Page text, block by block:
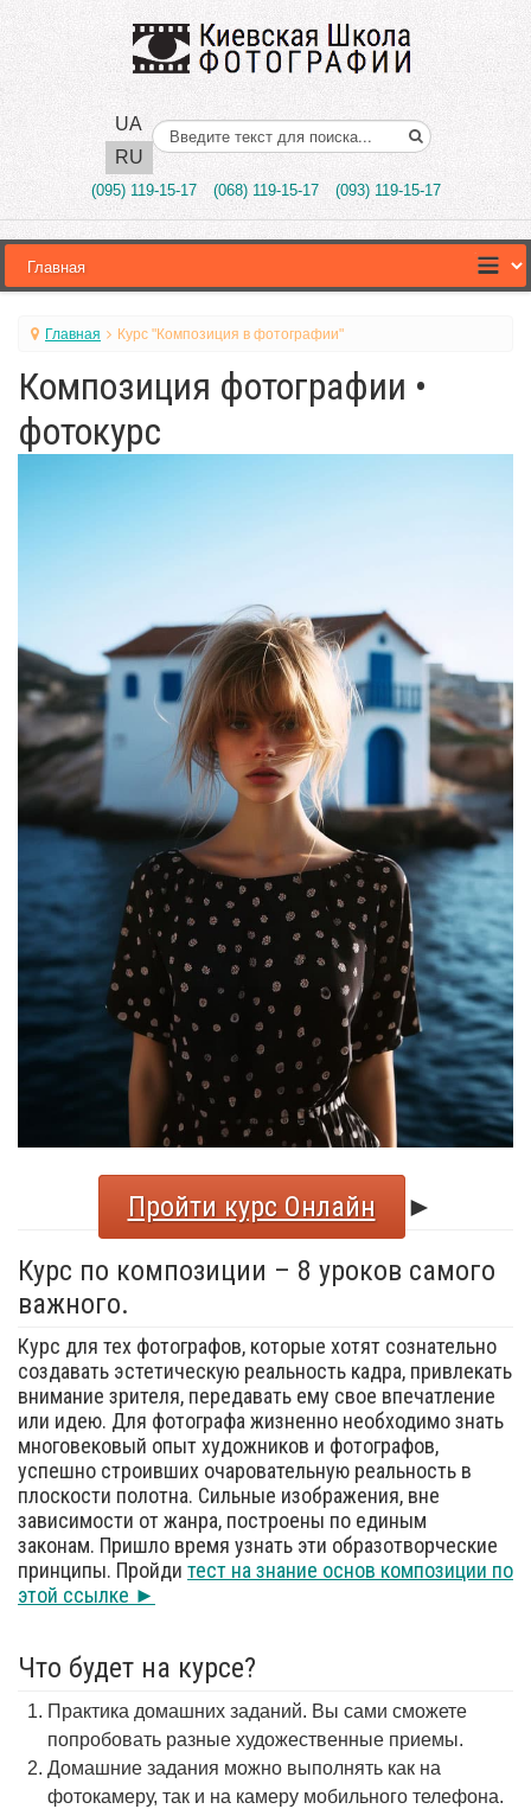
UA
RU
Поиск..
(095) 119-15-17 (068) 119-15-17 (093) 119-15-17
Главная Курс "Композиция в фотографии"
Композиция фотографии •
фотокурс
Пройти курс Онлайн
►
Курс по композиции – 8 уроков самого
важного.
Курс для тех фотографов, которые хотят сознательно
создавать эстетическую реальность кадра, привлекать
внимание зрителя, передавать ему свое впечатление
или идею. Для фотографа жизненно необходимо знать
многовековый опыт художников и фотографов,
успешно строивших очаровательную реальность в
плоскости полотна. Сильные изображения, вне
зависимости от жанра, построены по единым
законам. Пришло время узнать эти образотворческие
принципы. Пройди тест на знание основ композиции по
этой ссылке ►
Что будет на курсе?
Практика домашних заданий. Вы сами сможете
попробовать разные художественные приемы.
Домашние задания можно выполнять как на
фотокамеру, так и на камеру мобильного телефона.